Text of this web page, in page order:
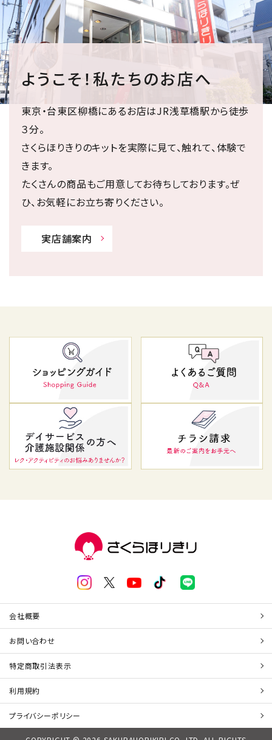
ようこそ！私たちのお店へ
東京・台東区柳橋にあるお店はJR浅草橋駅から徒歩
３分。
さくらほりきりのキットを実際に見て、触れて、体験で
きます。
たくさんの商品もご用意してお待ちしております。ぜ
ひ、お気軽にお立ち寄りください。
実店舗案内
会社概要
お問い合わせ
特定商取引法表示
利用規約
プライバシーポリシー